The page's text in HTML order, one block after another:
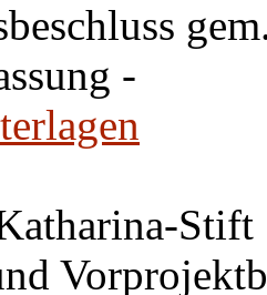
-
Stift